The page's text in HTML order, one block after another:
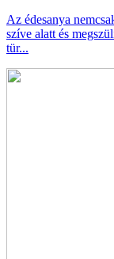
Az édesanya
szíve alatt és
tür...